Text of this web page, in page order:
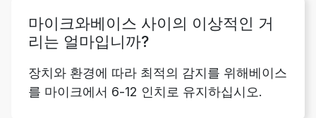
마이크와베이스 사이의 이상적인 거
리는 얼마입니까?
장치와 환경에 따라 최적의 감지를 위해베이스
를 마이크에서 6-12 인치로 유지하십시오.